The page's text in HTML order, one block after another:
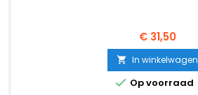
Prijs
€ 31,50
 In winkelwagen
 Op voorraad